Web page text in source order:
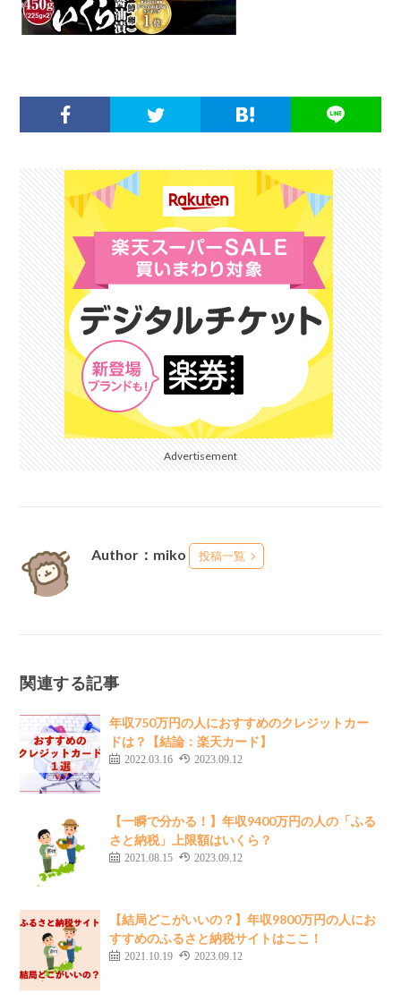
Advertisement
Author：miko 投稿一覧
関連する記事
年収750万円の人におすすめのクレジットカー
ドは？【結論：楽天カード】
2022.03.16 2023.09.12
【一瞬で分かる！】年収9400万円の人の「ふる
さと納税」上限額はいくら？
2021.08.15 2023.09.12
【結局どこがいいの？】年収9800万円の人にお
すすめのふるさと納税サイトはここ！
2021.10.19 2023.09.12